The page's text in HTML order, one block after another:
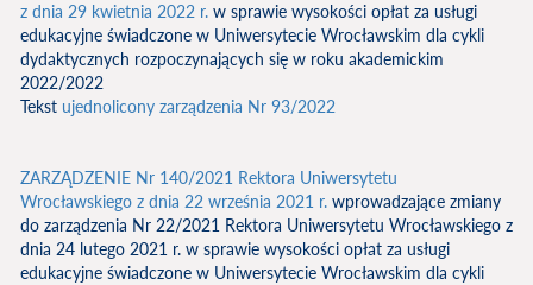
z dnia 29 kwietnia 2022 r. w sprawie wysokości opłat za usługi
edukacyjne świadczone w Uniwersytecie Wrocławskim dla cykli
dydaktycznych rozpoczynających się w roku akademickim
2022/2022
Tekst ujednolicony zarządzenia Nr 93/2022
ZARZĄDZENIE Nr 140/2021 Rektora Uniwersytetu
Wrocławskiego z dnia 22 września 2021 r. wprowadzające zmiany
do zarządzenia Nr 22/2021 Rektora Uniwersytetu Wrocławskiego z
dnia 24 lutego 2021 r. w sprawie wysokości opłat za usługi
edukacyjne świadczone w Uniwersytecie Wrocławskim dla cykli